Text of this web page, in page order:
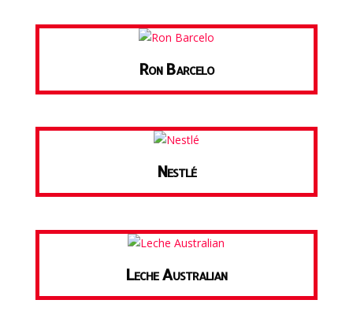
Ron Barcelo
Nestlé
Leche Australian